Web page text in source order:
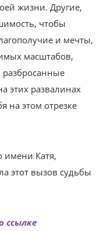
жизни. Другие,
чтобы
и мечты,
масштабов,
разбросанные
этих развалинах
на этом отрезке
имени Катя,
этот вызов судьбы
ссылке